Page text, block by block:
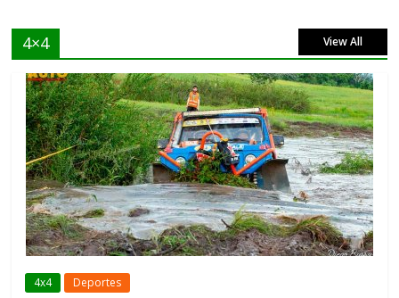
4×4 View All
4x4 Deportes